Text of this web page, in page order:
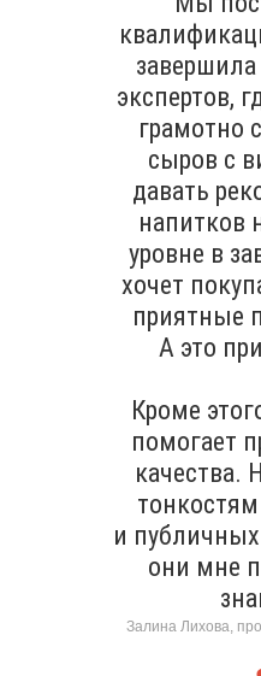
экспертов,
грамотно
сыров с
давать
напитков
уровне в
хочет
приятные
А это
Кроме
помогает
качества.
и
они мне
Залина Лихова,